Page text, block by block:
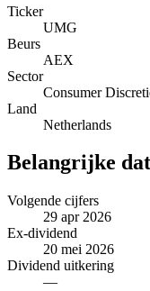
Ticker
UMG
Beurs
AEX
Sector
Consumer
Land
Netherlands
Belangrijke
Volgende cijfers
29 apr 2026
Ex-dividend
20 mei 2026
Dividend uitkering
—